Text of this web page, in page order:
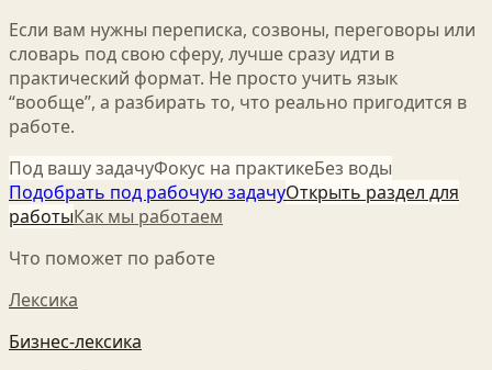
Если вам нужны переписка, созвоны, переговоры или
словарь под свою сферу, лучше сразу идти в
практический формат. Не просто учить язык
“вообще”, а разбирать то, что реально пригодится в
работе.
Под вашу задачуФокус на практикеБез воды
Подобрать под рабочую задачуОткрыть раздел для
работыКак мы работаем
Что поможет по работе
Лексика
Бизнес-лексика